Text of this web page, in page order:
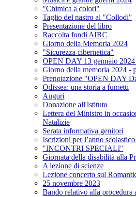
"Chimica a colori"
Taglio del nastro al "Collodi"
Presentazione del libro
Raccolta fondi AIRC
Giorno della Memoria 2024
"Sicurezza cibernetica"
OPEN DAY 13 gennaio
Giorno della memoria 2024 -
Prenotazione "OPEN DAY
Odissea: una storia a fumetti
Auguri
Donazione all'Istituto
Lettera del Ministro in
Natalizie
Serata informativa genitori
Iscrizioni per l’anno
"INCONTRI SPECIALI"
Giornata della disabilità alla
A lezione di scienze
Lezione concerto sul
25 novembre 2023
Bando relativo alla procedura